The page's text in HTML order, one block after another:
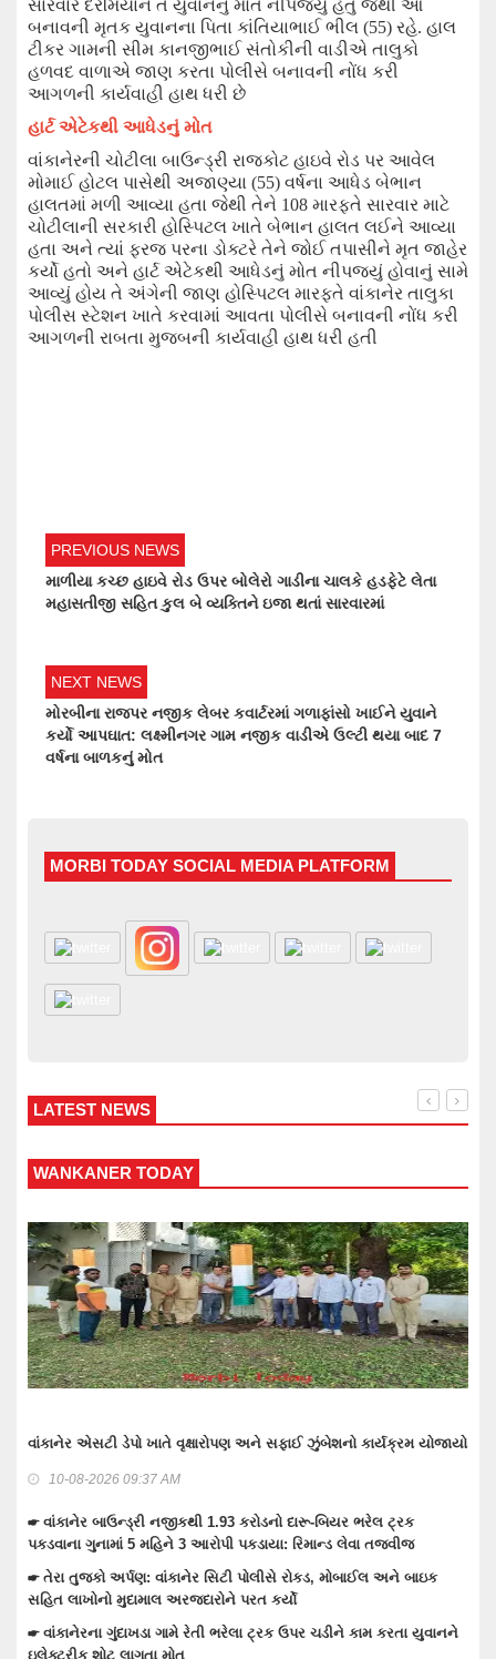
સારવાર દરમિયાન તે યુવાનનું મોત નીપજ્યું હતું જેથી આ
બનાવની મૃતક યુવાનના પિતા કાંતિયાભાઈ ભીલ (55) રહે. હાલ
ટીકર ગામની સીમ કાનજીભાઈ સંતોકીની વાડીએ તાલુકો
હળવદ વાળાએ જાણ કરતા પોલીસે બનાવની નોંધ કરી
આગળની કાર્યવાહી હાથ ધરી છે
હાર્ટ એટેકથી આધેડનું મોત
વાંકાનેરની ચોટીલા બાઉન્ડ્રી રાજકોટ હાઇવે રોડ પર આવેલ
મોમાઈ હોટલ પાસેથી અજાણ્યા (55) વર્ષના આધેડ બેભાન
હાલતમાં મળી આવ્યા હતા જેથી તેને 108 મારફતે સારવાર માટે
ચોટીલાની સરકારી હોસ્પિટલ ખાતે બેભાન હાલત લઈને આવ્યા
હતા અને ત્યાં ફરજ પરના ડોક્ટરે તેને જોઈ તપાસીને મૃત જાહેર
કર્યો હતો અને હાર્ટ એટેકથી આધેડનું મોત નીપજયું હોવાનું સામે
આવ્યું હોય તે અંગેની જાણ હોસ્પિટલ મારફતે વાંકાનેર તાલુકા
પોલીસ સ્ટેશન ખાતે કરવામાં આવતા પોલીસે બનાવની નોંધ કરી
આગળની રાબતા મુજબની કાર્યવાહી હાથ ધરી હતી
PREVIOUS NEWS
માળીયા કચ્છ હાઇવે રોડ ઉપર બોલેરો ગાડીના ચાલકે હડફેટે લેતા
મહાસતીજી સહિત કુલ બે વ્યક્તિને ઇજા થતાં સારવારમાં
NEXT NEWS
મોરબીના રાજપર નજીક લેબર કવાર્ટરમાં ગળાફાંસો ખાઈને યુવાને
કર્યો આપઘાત: લક્ષ્મીનગર ગામ નજીક વાડીએ ઉલ્ટી થયા બાદ 7
વર્ષના બાળકનું મોત
MORBI TODAY SOCIAL MEDIA PLATFORM
LATEST NEWS
WANKANER TODAY
વાંકાનેર એસટી ડેપો ખાતે વૃક્ષારોપણ અને સફાઈ ઝુંબેશનો કાર્યક્રમ યોજાયો
10-08-2026 09:37 AM
☛ વાંકાનેર બાઉન્ડ્રી નજીકથી 1.93 કરોડનો દારૂ-બિયર ભરેલ ટ્રક
પકડવાના ગુનામાં 5 મહિને 3 આરોપી પકડાયા: રિમાન્ડ લેવા તજવીજ
☛ તેરા તુજકો અર્પણ: વાંકાનેર સિટી પોલીસે રોકડ, મોબાઈલ અને બાઇક
સહિત લાખોનો મુદામાલ અરજદારોને પરત કર્યો
☛ વાંકાનેરના ગુંદાખડા ગામે રેતી ભરેલા ટ્રક ઉપર ચડીને કામ કરતા યુવાનને
ઇલેક્ટ્રીક શોટ લાગતા મોત